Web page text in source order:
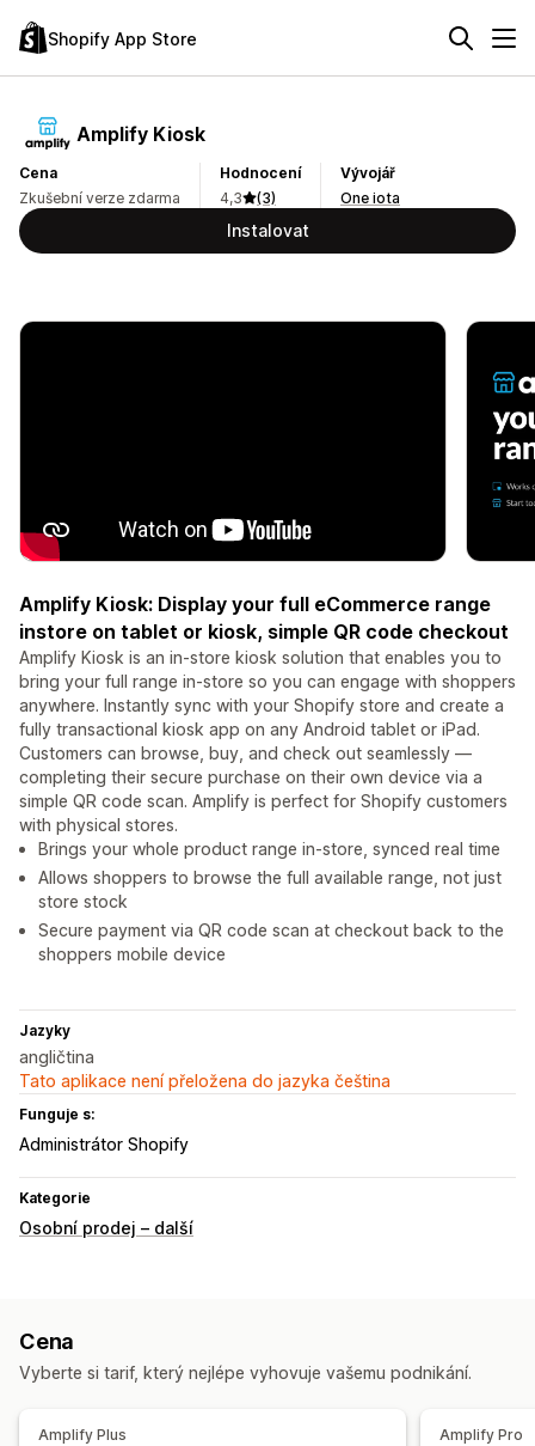
Shopify App Store
Amplify Kiosk
Cena
Zkušební verze zdarma
Hodnocení
4,3
(3)
Vývojář
One iota
Instalovat
Amplify Kiosk: Display your full eCommerce range
instore on tablet or kiosk, simple QR code checkout
Amplify Kiosk is an in-store kiosk solution that enables you to
bring your full range in-store so you can engage with shoppers
anywhere. Instantly sync with your Shopify store and create a
fully transactional kiosk app on any Android tablet or iPad.
Customers can browse, buy, and check out seamlessly —
completing their secure purchase on their own device via a
simple QR code scan. Amplify is perfect for Shopify customers
with physical stores.
Brings your whole product range in-store, synced real time
Allows shoppers to browse the full available range, not just
store stock
Secure payment via QR code scan at checkout back to the
shoppers mobile device
Jazyky
angličtina
Tato aplikace není přeložena do jazyka čeština
Funguje s:
Administrátor Shopify
Kategorie
Osobní prodej – další
Cena
Vyberte si tarif, který nejlépe vyhovuje vašemu podnikání.
Amplify Plus Amplify Pro